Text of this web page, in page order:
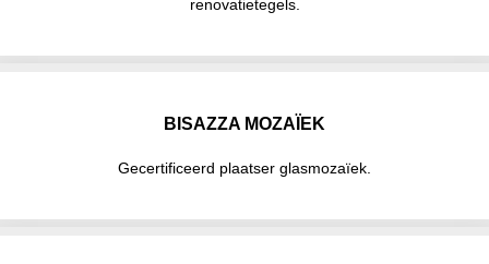
renovatietegels.
BISAZZA MOZAÏEK
Gecertificeerd plaatser glasmozaïek.